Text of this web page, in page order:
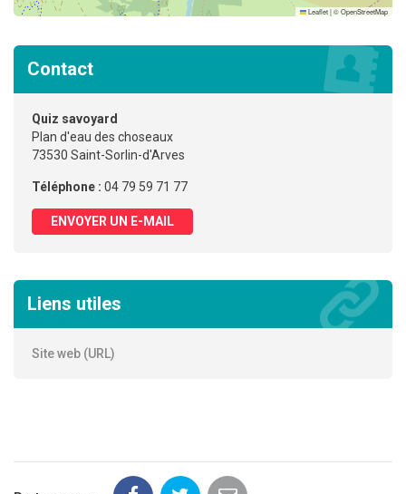
Leaflet|©OpenStreetMap
Contact
Quiz savoyard
Plan d'eau des choseaux
73530 Saint-Sorlin-d'Arves
Téléphone : 04 79 59 71 77
ENVOYER UN E-MAIL
Liens utiles
Site web (URL)